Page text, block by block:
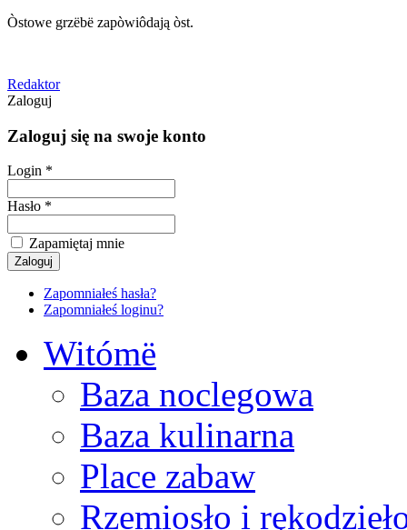
Òstowe grzëbë zapòwiôdają òst.
Redaktor
Zaloguj
Zaloguj się na swoje konto
Login *
Hasło *
Zapamiętaj mnie
Zapomniałeś hasła?
Zapomniałeś loginu?
Witómë
Baza noclegowa
Baza kulinarna
Place zabaw
Rzemiosło i